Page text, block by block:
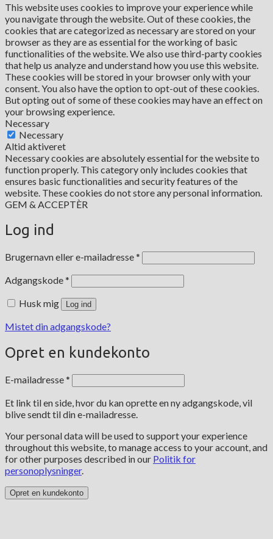
This website uses cookies to improve your experience while
you navigate through the website. Out of these cookies, the
cookies that are categorized as necessary are stored on your
browser as they are as essential for the working of basic
functionalities of the website. We also use third-party cookies
that help us analyze and understand how you use this website.
These cookies will be stored in your browser only with your
consent. You also have the option to opt-out of these cookies.
But opting out of some of these cookies may have an effect on
your browsing experience.
Necessary
Necessary
Altid aktiveret
Necessary cookies are absolutely essential for the website to
function properly. This category only includes cookies that
ensures basic functionalities and security features of the
website. These cookies do not store any personal information.
GEM & ACCEPTÈR
Log ind
Brugernavn eller e-mailadresse*
Adgangskode*
Husk mig Log ind
Mistet din adgangskode?
Opret en kundekonto
E-mailadresse*
Et link til en side, hvor du kan oprette en ny adgangskode, vil
blive sendt til din e-mailadresse.
Your personal data will be used to support your experience
throughout this website, to manage access to your account, and
for other purposes described in our Politik for
personoplysninger.
Opret en kundekonto